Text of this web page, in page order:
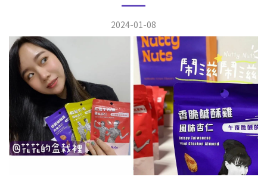
2024-01-08